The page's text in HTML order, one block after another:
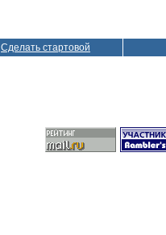
Сделать стартовой